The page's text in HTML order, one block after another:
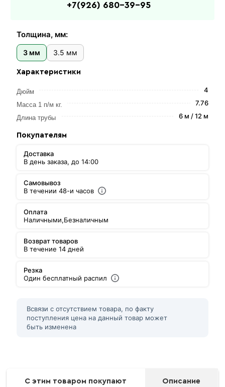
Толщина, мм:
3 мм 3.5 мм
Характеристики
Дюйм 4
Масса 1 п/м кг. 7.76
Длина трубы 6 м / 12 м
Покупателям
Доставка
В день заказа, до 14:00
Самовывоз
В течении 48-и часов
Оплата
Наличными,Безналичным
Возврат товаров
В течение 14 дней
Резка
Один бесплатный распил
Всвязи с отсутствием товара, по факту
поступления цена на данный товар может
быть изменена
+7(926) 680-39-95
С этим товаром покупают Описание